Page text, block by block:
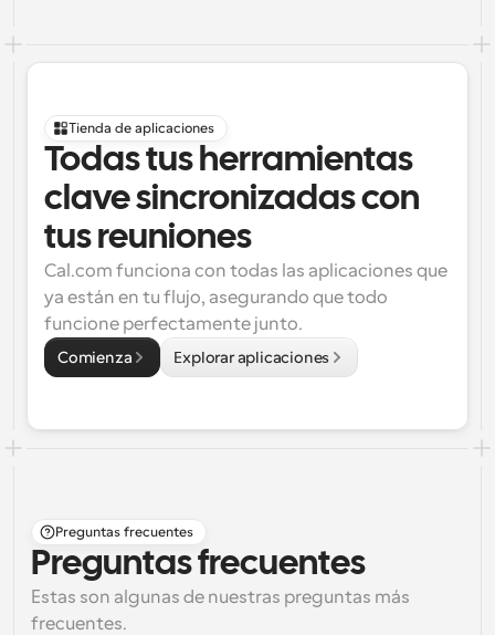
Tienda de aplicaciones
Todas tus herramientas
clave sincronizadas con
tus reuniones
Cal.com funciona con todas las aplicaciones que
ya están en tu flujo, asegurando que todo
funcione perfectamente junto.
Comienza Explorar aplicaciones
Preguntas frecuentes
Preguntas frecuentes
Estas son algunas de nuestras preguntas más
frecuentes.